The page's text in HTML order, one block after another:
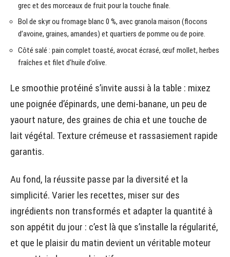
grec et des morceaux de fruit pour la touche finale.
Bol de skyr ou fromage blanc 0 %, avec granola maison (flocons
d’avoine, graines, amandes) et quartiers de pomme ou de poire.
Côté salé : pain complet toasté, avocat écrasé, œuf mollet, herbes
fraîches et filet d’huile d’olive.
Le smoothie protéiné s’invite aussi à la table : mixez
une poignée d’épinards, une demi-banane, un peu de
yaourt nature, des graines de chia et une touche de
lait végétal. Texture crémeuse et rassasiement rapide
garantis.
Au fond, la réussite passe par la diversité et la
simplicité. Varier les recettes, miser sur des
ingrédients non transformés et adapter la quantité à
son appétit du jour : c’est là que s’installe la régularité,
et que le plaisir du matin devient un véritable moteur